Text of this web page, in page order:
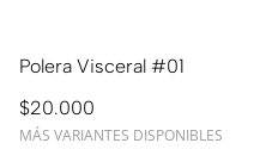
Polera Visceral #01
$20.000
MÁS VARIANTES DISPONIBLES